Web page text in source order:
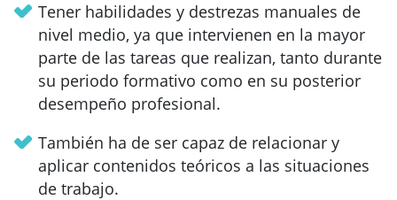
Tener habilidades y destrezas manuales de
nivel medio, ya que intervienen en la mayor
parte de las tareas que realizan, tanto durante
su periodo formativo como en su posterior
desempeño profesional.
También ha de ser capaz de relacionar y
aplicar contenidos teóricos a las situaciones
de trabajo.